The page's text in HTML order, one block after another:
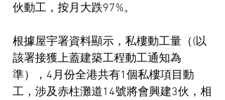
伙動工，按月大跌97%。
根據屋宇署資料顯示，私樓動工量（(以
該署接獲上蓋建築工程動工通知為
準），4月份全港共有1個私樓項目動
工，涉及赤柱灘道14號將會興建3伙，相